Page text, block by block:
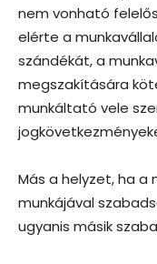
nem vonható
elérte a
szándékát, a
megszakítására
munkáltató vele
Más a helyzet, ha a
munkájával
ugyanis másik